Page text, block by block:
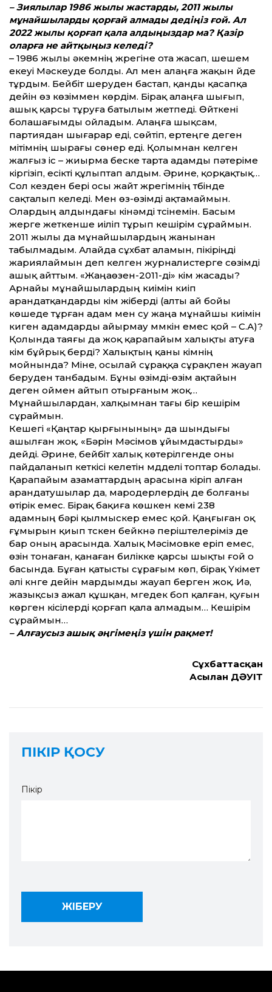
– Зиялылар 1986 жылы жастарды, 2011 жылы
мұнайшыларды қорғай алмады дедіңіз ғой. Ал
2022 жылы қорғап қала алдыңыздар ма? Қазір
оларға не айтқыңыз келеді?
– 1986 жылы әкемнің жүрегіне ота жасап, шешем
екеуі Мәскеуде болды. Ал мен алаңға жақын үйде
тұрдым. Бейбіт шеруден бастап, қанды қасапқа
дейін өз көзіммен көрдім. Бірақ алаңға шығып,
ашық қарсы тұруға батылым жетпеді. Өйткені
болашағымды ойладым. Алаңға шықсам,
партиядан шығарар еді, сөйтіп, ертеңге деген
үмітімнің шырағы сөнер еді. Қолымнан келген
жалғыз іс – жиырма беске тарта адамды пәтеріме
кіргізіп, есікті құлыптап алдым. Әрине, қорқақтық…
Сол кезден бері осы жайт жүрегімнің түбінде
сақталып келеді. Мен өз-өзімді ақтамаймын.
Олардың алдындағы кінәмді түсінемін. Басым
жерге жеткенше иіліп тұрып кешірім сұраймын.
2011 жылы да мұнайшылардың жанынан
табылмадым. Алайда сұхбат аламын, пікіріңді
жариялаймын деп келген журналистерге сөзімді
ашық айт­тым. «Жаңаөзен-2011-ді» кім жасады?
Арнайы мұнайшылардың киімін киіп
арандатқандарды кім жіберді (алты ай бойы
көшеде тұрған адам мен су жаңа мұнайшы киімін
киген адамдарды айыр­мау мүмкін емес қой – С.А)?
Қолында таяғы да жоқ қарапайым халықты атуға
кім бұйрық берді? Халықтың қаны кімнің
мойнында? Міне, осылай сұраққа сұрақпен жауап
беруден тан­бадым. Бұны өзімді-өзім ақтайын
деген оймен айтып отырғаным жоқ…
Мұнайшылардан, халқымнан тағы бір кешірім
сұраймын.
Кешегі «Қаңтар қырғынының» да шындығы
ашылған жоқ. «Бәрін Мәсімов ұйымдастырды»
дейді. Әрине, бейбіт халық көтерілгенде оны
пайдаланып кеткісі келетін мүдделі топтар болады.
Қарапайым азамат­тардың арасына кіріп алған
арандатушылар да, мародерлердің де болғаны
өтірік емес. Бірақ бақиға көшкен кемі 238
адамның бәрі қылмыскер емес қой. Қаңғыған оқ
ғұмырын қиып түскен бейкүнә періштелеріміз де
бар оның арасында. Халық Мәсімовке еріп емес,
өзін тонаған, қанаған билікке қарсы шықты ғой о
басында. Бұған қатысты сұрағым көп, бірақ Үкімет
әлі күнге дейін мардымды жауап берген жоқ. Иә,
жазықсыз ажал құшқан, мүгедек боп қалған, қуғын
көрген кісілерді қорғап қала алмадым… Кешірім
сұраймын…
– Алғаусыз ашық әңгімеңіз үшін рақмет!
Сұхбат­тасқан
Асылан ДӘУІТ
ПІКІР ҚОСУ
Пікір